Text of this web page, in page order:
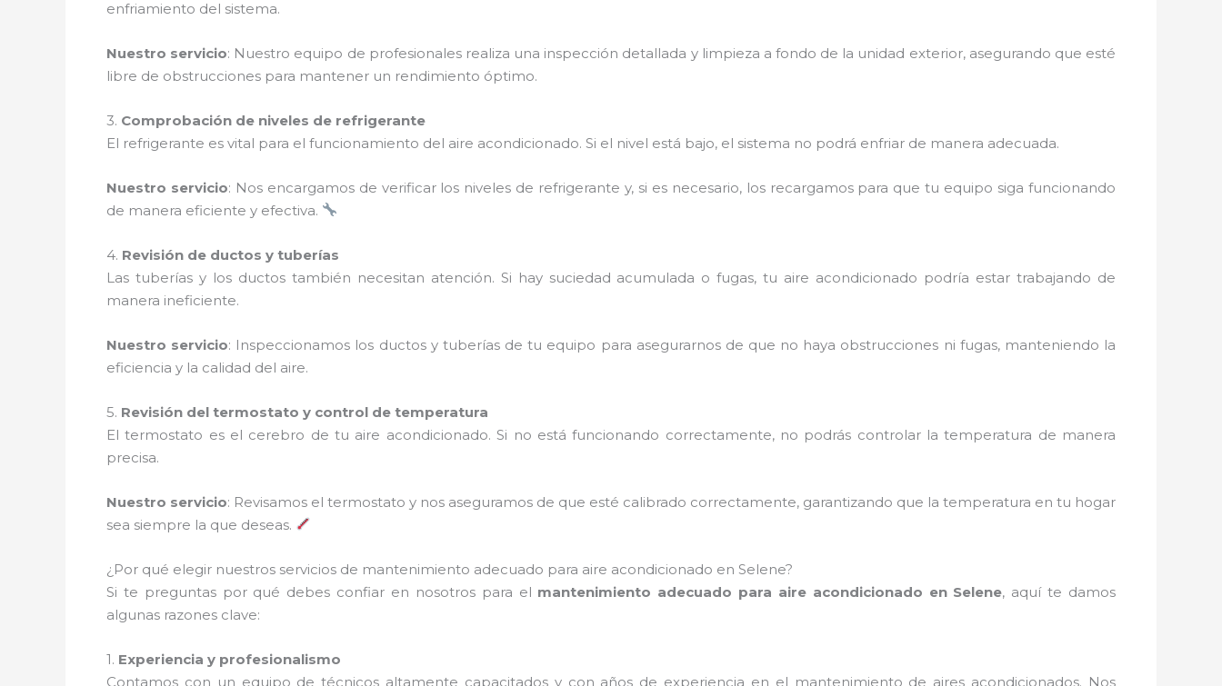
enfriamiento del sistema.
Nuestro servicio: Nuestro equipo de profesionales realiza una inspección detallada y limpieza a fondo de la unidad exterior, asegurando que esté
libre de obstrucciones para mantener un rendimiento óptimo.
3. Comprobación de niveles de refrigerante
El refrigerante es vital para el funcionamiento del aire acondicionado. Si el nivel está bajo, el sistema no podrá enfriar de manera adecuada.
Nuestro servicio: Nos encargamos de verificar los niveles de refrigerante y, si es necesario, los recargamos para que tu equipo siga funcionando
de manera eficiente y efectiva.
4. Revisión de ductos y tuberías
Las tuberías y los ductos también necesitan atención. Si hay suciedad acumulada o fugas, tu aire acondicionado podría estar trabajando de
manera ineficiente.
Nuestro servicio: Inspeccionamos los ductos y tuberías de tu equipo para asegurarnos de que no haya obstrucciones ni fugas, manteniendo la
eficiencia y la calidad del aire.
5. Revisión del termostato y control de temperatura
El termostato es el cerebro de tu aire acondicionado. Si no está funcionando correctamente, no podrás controlar la temperatura de manera
precisa.
Nuestro servicio: Revisamos el termostato y nos aseguramos de que esté calibrado correctamente, garantizando que la temperatura en tu hogar
sea siempre la que deseas.
¿Por qué elegir nuestros servicios de mantenimiento adecuado para aire acondicionado en Selene?
Si te preguntas por qué debes confiar en nosotros para el mantenimiento adecuado para aire acondicionado en Selene, aquí te damos
algunas razones clave:
1. Experiencia y profesionalismo
Contamos con un equipo de técnicos altamente capacitados y con años de experiencia en el mantenimiento de aires acondicionados. Nos